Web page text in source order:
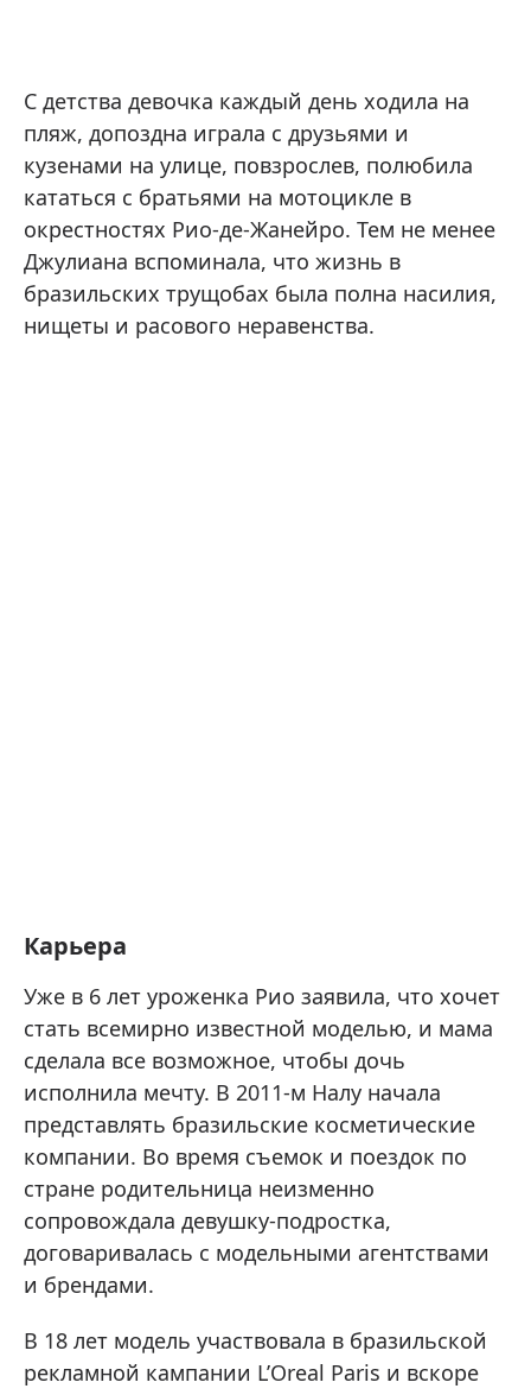
С детства девочка каждый день ходила на
пляж, допоздна играла с друзьями и
кузенами на улице, повзрослев, полюбила
кататься с братьями на мотоцикле в
окрестностях Рио-де-Жанейро. Тем не менее
Джулиана вспоминала, что жизнь в
бразильских трущобах была полна насилия,
нищеты и расового неравенства.
Карьера
Уже в 6 лет уроженка Рио заявила, что хочет
стать всемирно известной моделью, и мама
сделала все возможное, чтобы дочь
исполнила мечту. В 2011-м Налу начала
представлять бразильские косметические
компании. Во время съемок и поездок по
стране родительница неизменно
сопровождала девушку-подростка,
договаривалась с модельными агентствами
и брендами.
В 18 лет модель участвовала в бразильской
рекламной кампании L’Oreal Paris и вскоре